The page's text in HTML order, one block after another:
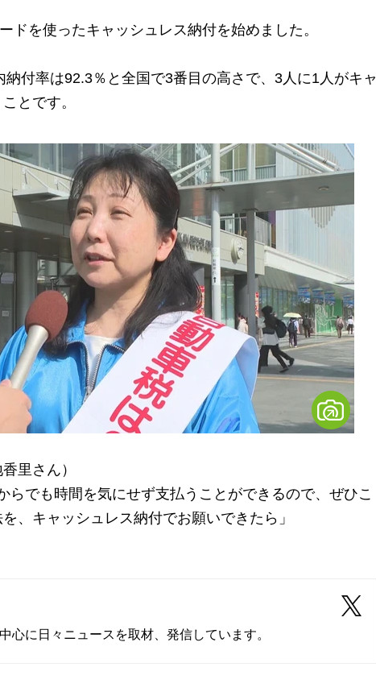
を使ったキャッシュレス納付を始めました。
付率は92.3％と全国で3番目の高さで、3人に1人がキャ
とです。
里さん）
らでも時間を気にせず支払うことができるので、ぜひこ
、キャッシュレス納付でお願いできたら」
心に日々ニュースを取材、発信しています。